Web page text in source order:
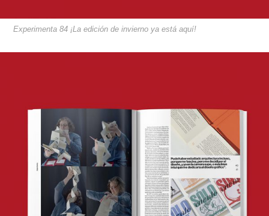
Experimenta 84 ¡La edición de invierno ya está aquí!